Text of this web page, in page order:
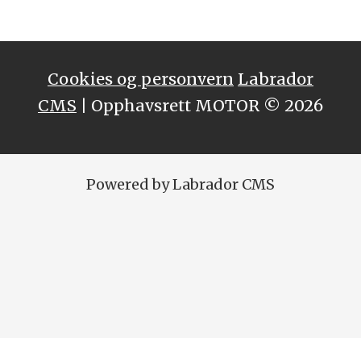
Cookies og personvern Labrador
CMS | Opphavsrett MOTOR © 2026
Powered by Labrador CMS